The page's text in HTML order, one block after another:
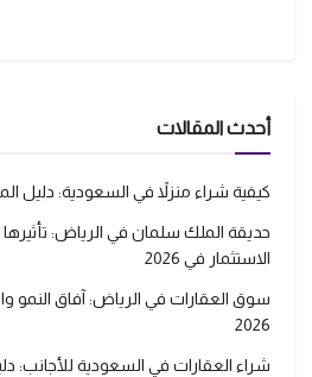
أحدث المقالات
كيفية شراء منزلاً في السعودية: دليل
حديقة الملك سلمان في الرياض:
الاستثمار في 2026
سوق العقارات في الرياض: آفاق النمو
2026
شراء العقارات في السعودية للأجانب: دليل 2026